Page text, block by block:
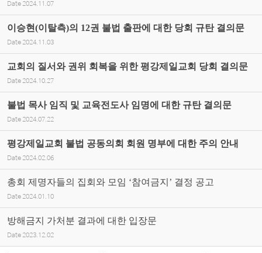
Date 2024.11.07
이승현(이탈측)의 12권 불법 출판에 대한 당회 규탄 결의문
Date 2024.11.03
교회의 질서와 권위 회복을 위한 평강제일교회 당회 결의문
Date 2024.10.27
불법 목사 임직 및 교육전도사 임명에 대한 규탄 결의문
Date 2024.07.22
평강제일교회 불법 공동의회 회원 명부에 대한 주의 안내
Date 2024.02.06
총회 제명자들의 집회와 모임 ‘참여금지’ 결정 공고
Date 2024.01.10
방해금지 가처분 결과에 대한 입장문
Date 2023.12.02